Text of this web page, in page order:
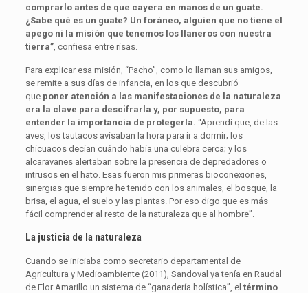
comprarlo antes de que cayera en manos de un guate.
¿Sabe qué es un guate? Un foráneo, alguien que no tiene el
apego ni la misión que tenemos los llaneros con nuestra
tierra”, confiesa entre risas.
Para explicar esa misión, “Pacho”, como lo llaman sus amigos,
se remite a sus días de infancia, en los que descubrió
que poner atención a las manifestaciones de la naturaleza
era la clave para descifrarla y, por supuesto, para
entender la importancia de protegerla. “Aprendí que, de las
aves, los tautacos avisaban la hora para ir a dormir; los
chicuacos decían cuándo había una culebra cerca; y los
alcaravanes alertaban sobre la presencia de depredadores o
intrusos en el hato. Esas fueron mis primeras bioconexiones,
sinergias que siempre he tenido con los animales, el bosque, la
brisa, el agua, el suelo y las plantas. Por eso digo que es más
fácil comprender al resto de la naturaleza que al hombre”.
La justicia de la naturaleza
Cuando se iniciaba como secretario departamental de
Agricultura y Medioambiente (2011), Sandoval ya tenía en Raudal
de Flor Amarillo un sistema de “ganadería holística”, el término